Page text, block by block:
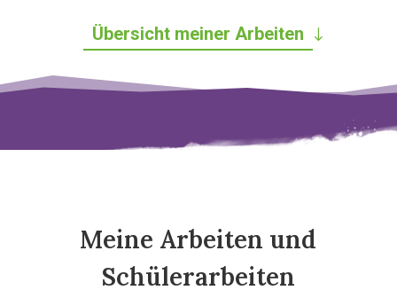
Übersicht meiner Arbeiten
Meine Arbeiten und
Schülerarbeiten